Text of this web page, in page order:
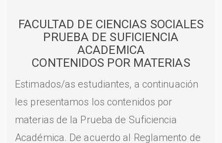
FACULTAD DE CIENCIAS SOCIALES
PRUEBA DE SUFICIENCIA
ACADEMICA
CONTENIDOS POR MATERIAS
Estimados/as estudiantes, a continuación
les presentamos los contenidos por
materias de la Prueba de Suficiencia
Académica. De acuerdo al Reglamento de